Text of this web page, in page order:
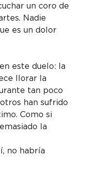
un coro de
Nadie
es un dolor
este duelo: la
llorar la
tan poco
han sufrido
Como si
la
no habría